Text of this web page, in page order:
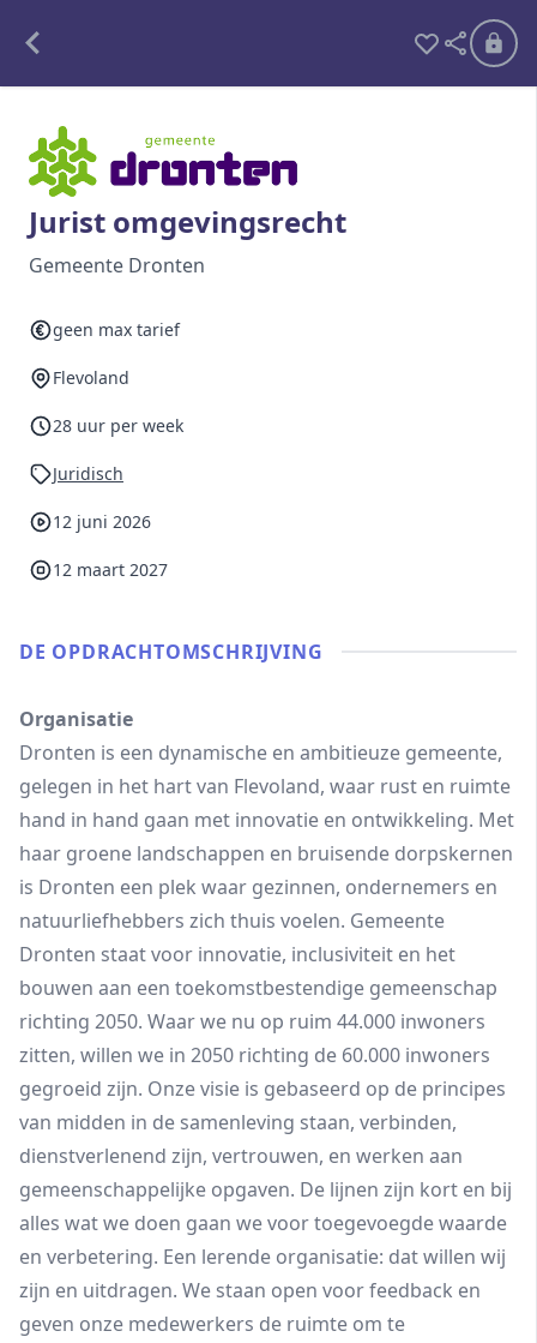
Freelance
Detachering
Interim opdrachten statistiek
Jurist omgevingsrecht
Gemeente Dronten
geen max tarief
Flevoland
28 uur per week
Juridisch
12 juni 2026
12 maart 2027
DE OPDRACHT­OMSCHRIJVING
Organisatie
Dronten is een dynamische en ambitieuze gemeente,
gelegen in het hart van Flevoland, waar rust en ruimte
hand in hand gaan met innovatie en ontwikkeling. Met
haar groene landschappen en bruisende dorpskernen
is Dronten een plek waar gezinnen, ondernemers en
natuurliefhebbers zich thuis voelen. Gemeente
Dronten staat voor innovatie, inclusiviteit en het
bouwen aan een toekomstbestendige gemeenschap
richting 2050. Waar we nu op ruim 44.000 inwoners
zitten, willen we in 2050 richting de 60.000 inwoners
gegroeid zijn. Onze visie is gebaseerd op de principes
van midden in de samenleving staan, verbinden,
dienstverlenend zijn, vertrouwen, en werken aan
gemeenschappelijke opgaven. De lijnen zijn kort en bij
alles wat we doen gaan we voor toegevoegde waarde
en verbetering. Een lerende organisatie: dat willen wij
zijn en uitdragen. We staan open voor feedback en
geven onze medewerkers de ruimte om te